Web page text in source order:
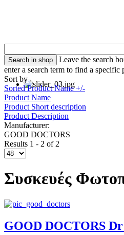
Leave the search
enter a search term to find a specific
Sort by
Sorted Product Name +/-
Product Name
Product Short description
Product Description
Manufacturer:
GOOD DOCTORS
Results 1 - 2 of 2
Συσκευές
GOOD DOCTORS